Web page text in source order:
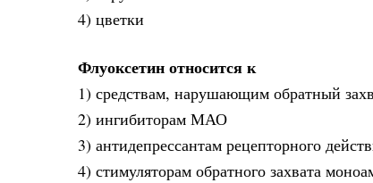
4) цветки
Флуоксетин относится к
1) средствам, нарушающим обратный
2) ингибиторам МАО
3) антидепрессантам рецепторного
4) стимуляторам обратного захвата